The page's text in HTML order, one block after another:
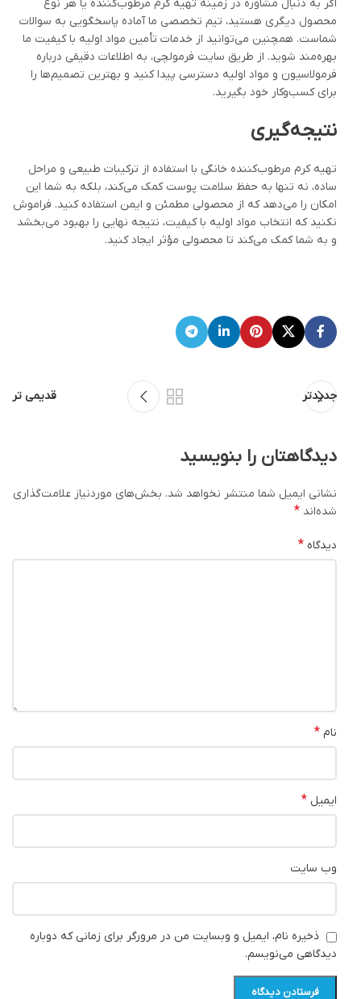
اگر به دنبال مشاوره در زمینه تهیه کرم مرطوب‌کننده یا هر نوع
محصول دیگری هستید، تیم تخصصی ما آماده پاسخگویی به سوالات
شماست. همچنین می‌توانید از خدمات تأمین مواد اولیه با کیفیت ما
بهره‌مند شوید. از طریق سایت فرمولچی، به اطلاعات دقیقی درباره
فرمولاسیون و مواد اولیه دسترسی پیدا کنید و بهترین تصمیم‌ها را
برای کسب‌وکار خود بگیرید.
نتیجه‌گیری
تهیه کرم مرطوب‌کننده خانگی با استفاده از ترکیبات طبیعی و مراحل
ساده، نه تنها به حفظ سلامت پوست کمک می‌کند، بلکه به شما این
امکان را می‌دهد که از محصولی مطمئن و ایمن استفاده کنید. فراموش
نکنید که انتخاب مواد اولیه با کیفیت، نتیجه نهایی را بهبود می‌بخشد
و به شما کمک می‌کند تا محصولی مؤثر ایجاد کنید.
جدیدتر قدیمی تر
دیدگاهتان را بنویسید
نشانی ایمیل شما منتشر نخواهد شد. بخش‌های موردنیاز علامت‌گذاری
شده‌اند *
دیدگاه *
نام *
ایمیل *
وب‌ سایت
ذخیره نام، ایمیل و وبسایت من در مرورگر برای زمانی که دوباره
دیدگاهی می‌نویسم.